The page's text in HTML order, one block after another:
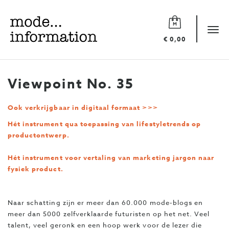
€ 0,00
Mode
information
Viewpoint No. 35
Ook verkrijgbaar in digitaal formaat >>>
Hét instrument qua toepassing van lifestyletrends op
productontwerp.
Hét instrument voor vertaling van marketing jargon naar
fysiek product.
Naar schatting zijn er meer dan 60.000 mode-blogs en
meer dan 5000 zelfverklaarde futuristen op het net. Veel
talent, veel geronk en een hoop werk voor de lezer die